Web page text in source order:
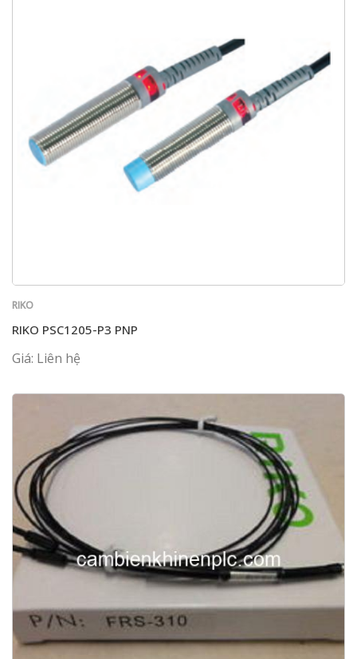
RIKO
RIKO PSC1205-P3 PNP
Giá: Liên hệ